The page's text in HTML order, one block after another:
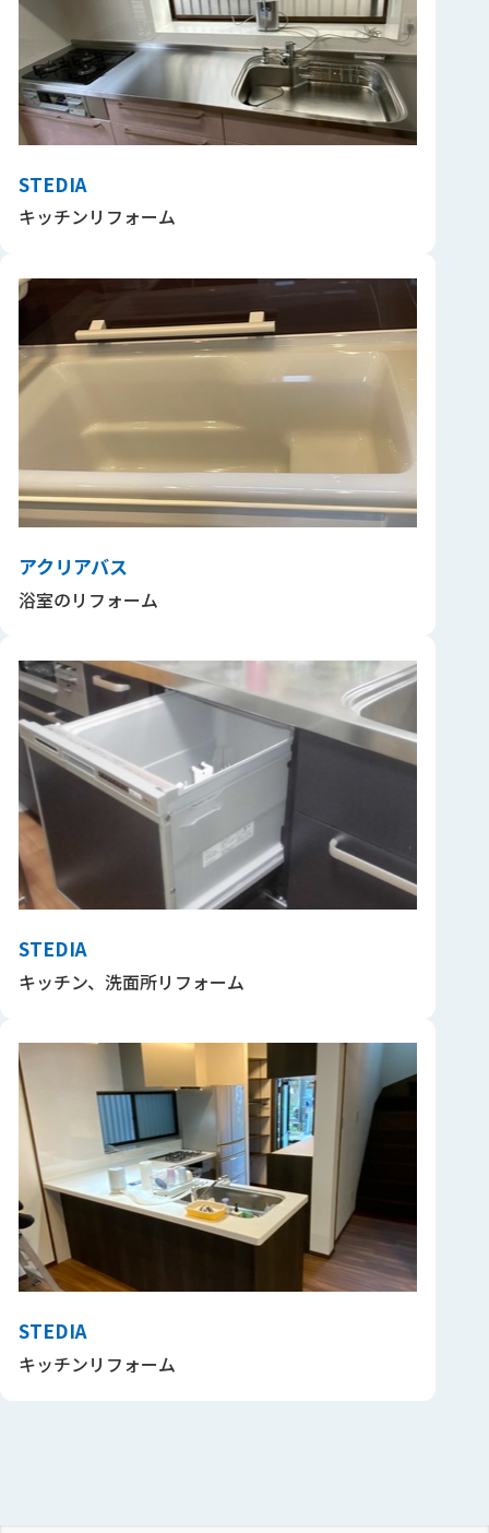
STEDIA
キッチンリフォーム
アクリアバス
浴室のリフォーム
STEDIA
キッチン、洗面所リフォーム
STEDIA
キッチンリフォーム